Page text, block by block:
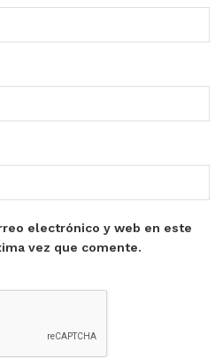
electrónico y web en este
vez que comente.